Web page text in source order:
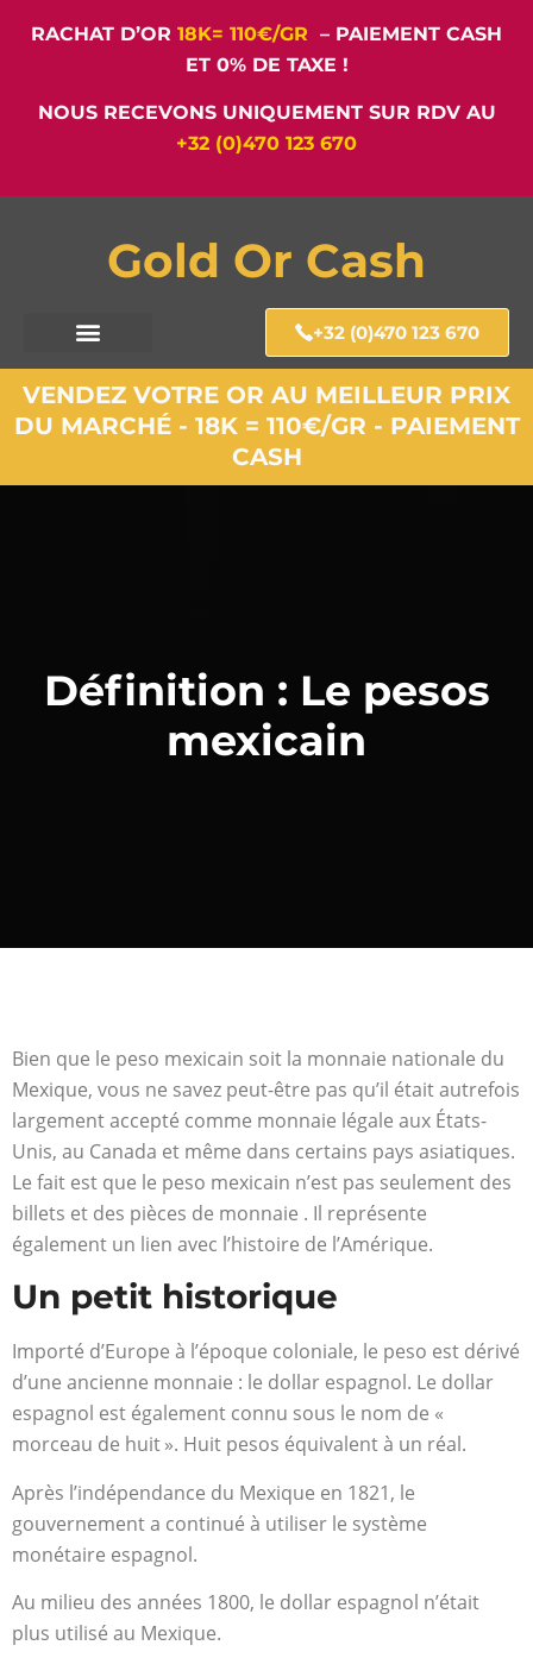
RACHAT D’OR 18K= 110€/GR – PAIEMENT CASH
ET 0% DE TAXE !
NOUS RECEVONS UNIQUEMENT SUR RDV AU
+32 (0)470 123 670
Gold Or Cash
+32 (0)470 123 670
VENDEZ VOTRE OR AU MEILLEUR PRIX
DU MARCHÉ - 18K = 110€/GR - PAIEMENT
CASH
Définition : Le pesos
mexicain
Bien que le peso mexicain soit la monnaie nationale du
Mexique, vous ne savez peut-être pas qu’il était autrefois
largement accepté comme monnaie légale aux États-
Unis, au Canada et même dans certains pays asiatiques.
Le fait est que le peso mexicain n’est pas seulement des
billets et des pièces de monnaie . Il représente
également un lien avec l’histoire de l’Amérique.
Un petit historique
Importé d’Europe à l’époque coloniale, le peso est dérivé
d’une ancienne monnaie : le dollar espagnol. Le dollar
espagnol est également connu sous le nom de «
morceau de huit ». Huit pesos équivalent à un réal.
Après l’indépendance du Mexique en 1821, le
gouvernement a continué à utiliser le système
monétaire espagnol.
Au milieu des années 1800, le dollar espagnol n’était
plus utilisé au Mexique.